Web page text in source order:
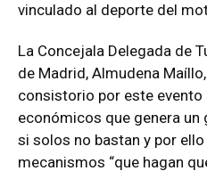
vinculado al deporte del
La Concejala Delegada de
de Madrid, Almudena
consistorio por este
económicos que genera
si solos no bastan y por
mecanismos “que hagan